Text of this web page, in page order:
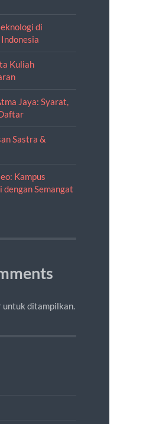
di
Kuliah
Jaya: Syarat,
Sastra &
Kampus
dengan Semangat
ditampilkan.